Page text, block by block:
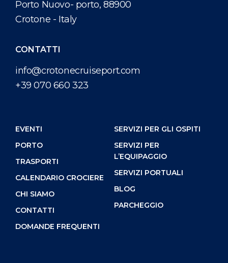
Porto Nuovo- porto, 88900
Crotone - Italy
CONTATTI
info@crotonecruiseport.com
+39 070 660 323
EVENTI
PORTO
TRASPORTI
CALENDARIO CROCIERE
CHI SIAMO
CONTATTI
DOMANDE FREQUENTI
SERVIZI PER GLI OSPITI
SERVIZI PER
L’EQUIPAGGIO
SERVIZI PORTUALI
BLOG
PARCHEGGIO